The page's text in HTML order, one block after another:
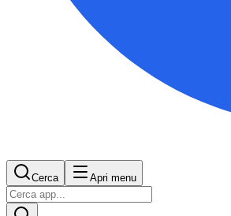
Cerca Apri menu